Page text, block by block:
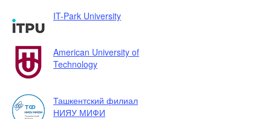
IT-Park University
American University of
Technology
Ташкентский филиал
НИЯУ МИФИ